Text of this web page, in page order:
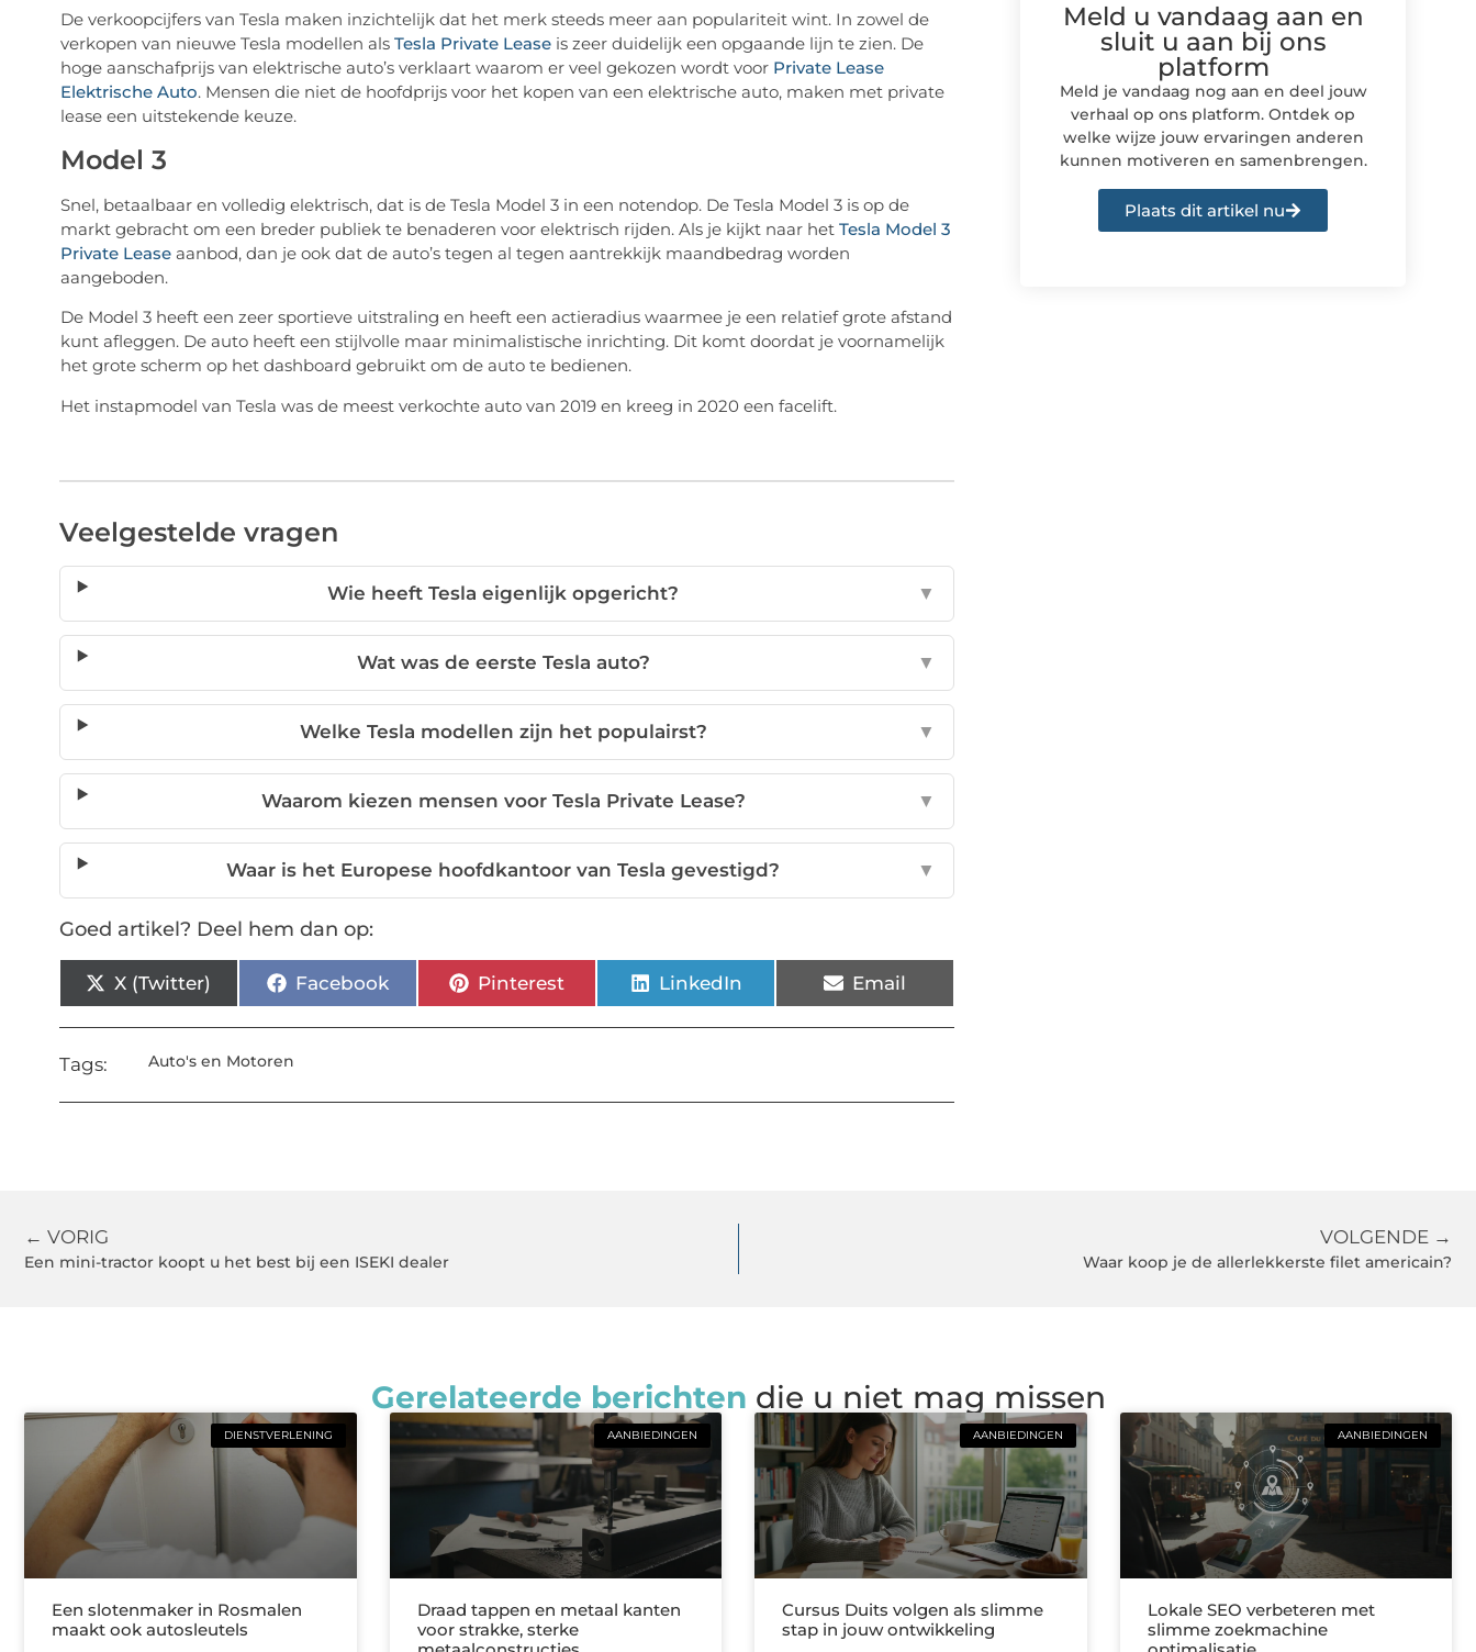
De verkoopcijfers van Tesla maken inzichtelijk dat het merk steeds meer aan populariteit wint. In zowel de
verkopen van nieuwe Tesla modellen als Tesla Private Lease is zeer duidelijk een opgaande lijn te zien. De
hoge aanschafprijs van elektrische auto’s verklaart waarom er veel gekozen wordt voor Private Lease
Elektrische Auto. Mensen die niet de hoofdprijs voor het kopen van een elektrische auto, maken met private
lease een uitstekende keuze.
Model 3
Snel, betaalbaar en volledig elektrisch, dat is de Tesla Model 3 in een notendop. De Tesla Model 3 is op de
markt gebracht om een breder publiek te benaderen voor elektrisch rijden. Als je kijkt naar het Tesla Model 3
Private Leaseaanbod, dan je ook dat de auto’s tegen al tegen aantrekkijk maandbedrag worden
aangeboden.
De Model 3 heeft een zeer sportieve uitstraling en heeft een actieradius waarmee je een relatief grote afstand
kunt afleggen. De auto heeft een stijlvolle maar minimalistische inrichting. Dit komt doordat je voornamelijk
het grote scherm op het dashboard gebruikt om de auto te bedienen.
Het instapmodel van Tesla was de meest verkochte auto van 2019 en kreeg in 2020 een facelift.
Veelgestelde vragen
Wie heeft Tesla eigenlijk opgericht? ▼
Wat was de eerste Tesla auto? ▼
Welke Tesla modellen zijn het populairst? ▼
Waarom kiezen mensen voor Tesla Private Lease? ▼
Waar is het Europese hoofdkantoor van Tesla gevestigd? ▼
Goed artikel? Deel hem dan op:
X (Twitter) Facebook Pinterest LinkedIn Email
Tags: Auto's en Motoren
Meld u vandaag aan en
sluit u aan bij ons
platform
Meld je vandaag nog aan en deel jouw
verhaal op ons platform. Ontdek op
welke wijze jouw ervaringen anderen
kunnen motiveren en samenbrengen.
Plaats dit artikel nu
← VORIG
Een mini-tractor koopt u het best bij een ISEKI dealer
VOLGENDE →
Waar koop je de allerlekkerste filet americain?
Gerelateerde berichten die u niet mag missen
DIENSTVERLENING
Een slotenmaker in Rosmalen
maakt ook autosleutels
AANBIEDINGEN
Draad tappen en metaal kanten
voor strakke, sterke
AANBIEDINGEN
Cursus Duits volgen als slimme
stap in jouw ontwikkeling
AANBIEDINGEN
Lokale SEO verbeteren met
slimme zoekmachine